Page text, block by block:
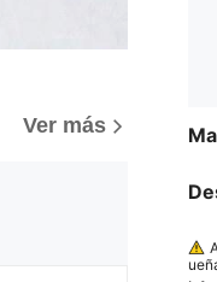
Ver más